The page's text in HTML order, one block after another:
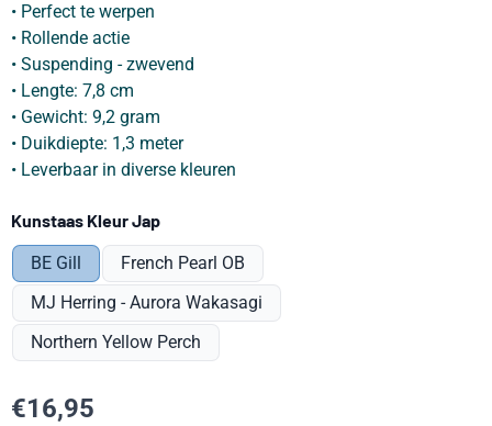
• Perfect te werpen
• Rollende actie
• Suspending - zwevend
• Lengte: 7,8 cm
• Gewicht: 9,2 gram
• Duikdiepte: 1,3 meter
• Leverbaar in diverse kleuren
Maak een keuze voor
Kunstaas Kleur Jap
BE Gill
French Pearl OB
MJ Herring - Aurora Wakasagi
Northern Yellow Perch
€16,95